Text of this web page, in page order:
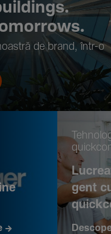
de brand, într-o
gent